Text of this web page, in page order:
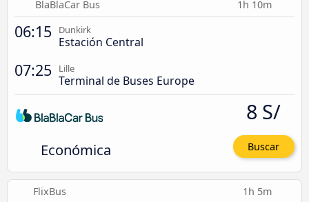
BlaBlaCar Bus 1h 10m
06:15 Dunkirk
Estación Central
07:25 Lille
Terminal de Buses Europe
Económica
8 S/
Buscar
FlixBus 1h 5m